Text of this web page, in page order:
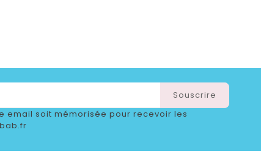
email soit mémorisée pour recevoir les